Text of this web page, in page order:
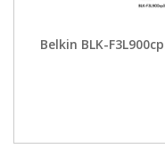
Belkin BLK-